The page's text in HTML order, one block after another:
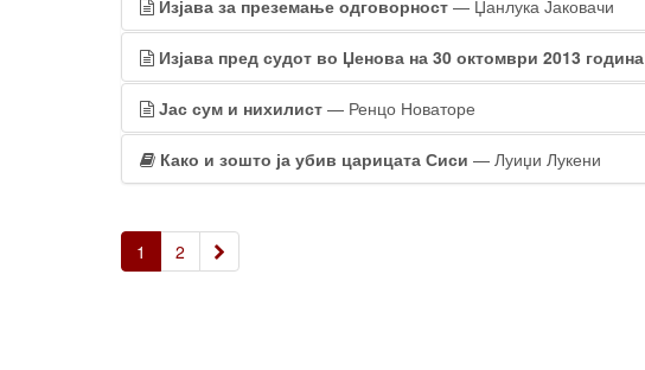
Изјава за преземање одговорност — Џанлука Јаковачи
Изјава пред судот во Џенова на 30 октомври 2013 година
Јас сум и нихилист — Ренцо Новаторе
Како и зошто ја убив царицата Сиси — Луиџи Лукени
1 2 »